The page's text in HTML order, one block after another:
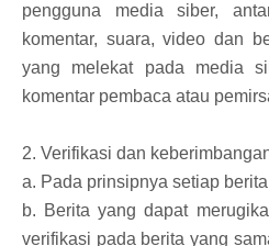
pengguna media siber,
komentar, suara, video dan
yang melekat pada media
komentar pembaca atau
2. Verifikasi dan
a. Pada prinsipnya setiap
b. Berita yang dapat
verifikasi pada berita yang